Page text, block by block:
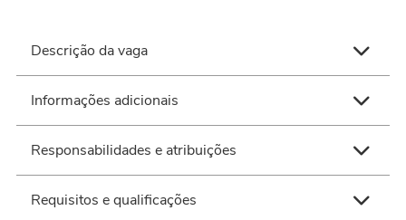
Descrição da vaga
-
Informações adicionais
Faixa salarial
A combinar
Regime de contratação
Responsabilidades e atribuições
TRABALHAR COM SOLDA MIG
Requisitos e qualificações